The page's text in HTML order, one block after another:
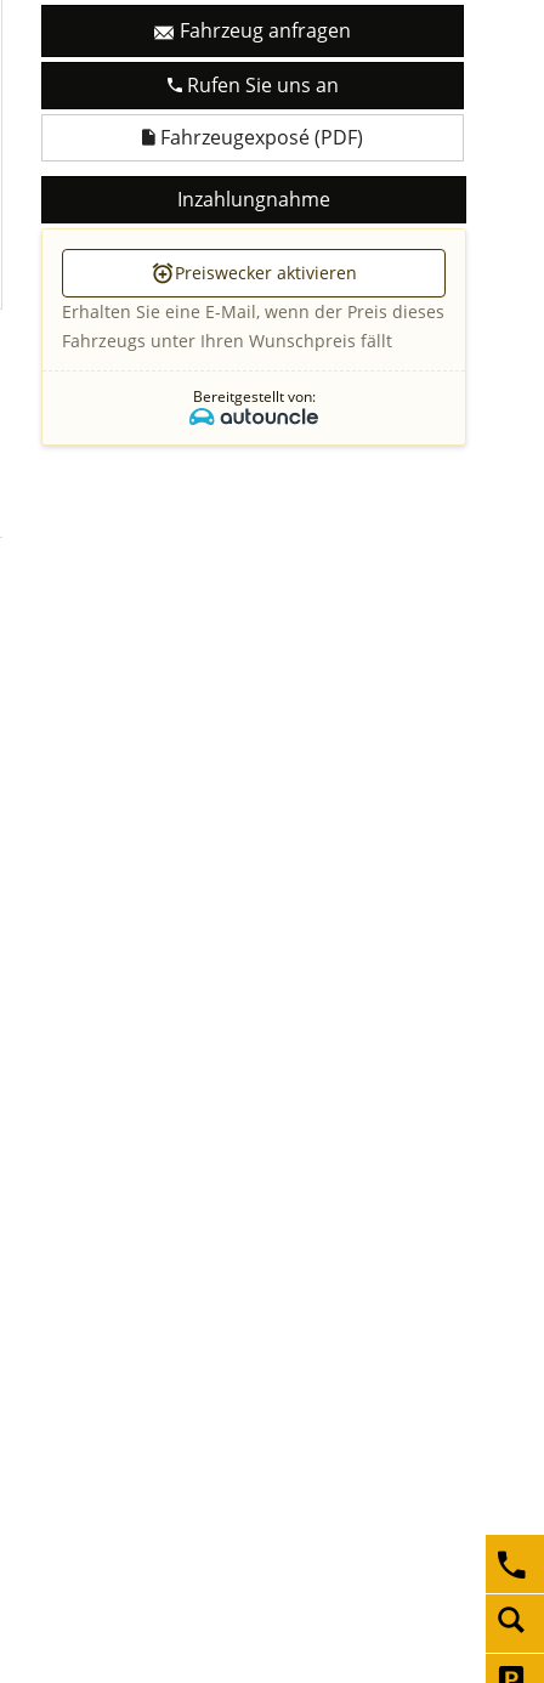
Rufen Sie uns an
Fahrzeug anfragen
Fahrzeugexposé (PDF)
Inzahlungnahme
Preiswecker aktivieren
Erhalten Sie eine E-Mail, wenn der Preis dieses
Fahrzeugs unter Ihren Wunschpreis fällt
Bereitgestellt von: